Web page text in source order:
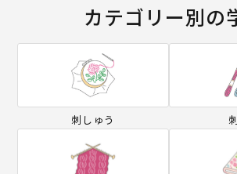
カテゴリー別の
刺しゅう